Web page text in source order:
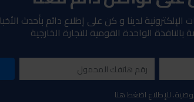
الإلكترونية لدينا و كن على إطلاع دائم بأحدث
بالنافذة الواحدة القومية للتجارة الخارجية
للإطلاع اضغط هنا